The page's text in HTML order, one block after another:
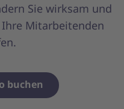
Sie wirksam und
Mitarbeitenden
buchen